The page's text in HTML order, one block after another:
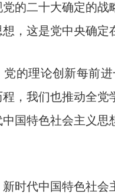
的二十大确定的
，这是党中央确定
党的理论创新每前
，我们也推动全
国特色社会主义
时代中国特色社